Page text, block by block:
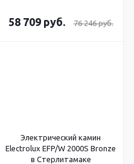
58 709руб. 76 246руб.
Электрический камин
Electrolux EFP/W 2000S Bronze
в Стерлитамаке